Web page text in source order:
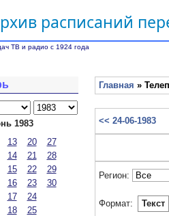
расписаний
ТВ и радио с 1924 года
1983
13 20
27
14 21
28
15 22
29
16 23
30
17
24
18
25
Главная »
<< 24-06-1983
Регион:
Формат: Текст